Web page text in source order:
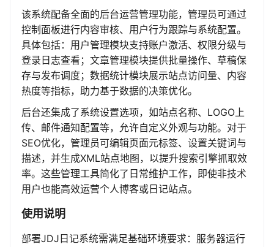
该系统配备全面的后台运营管理功能，管理员可通过
控制面板进行内容审核、用户行为跟踪与系统配置。
具体包括：用户管理模块支持账户激活、权限分级与
登录日志查看；文章管理模块提供批量操作、草稿保
存与发布调度；数据统计模块展示站点访问量、内容
热度等指标，助力基于数据的决策优化。
后台还集成了系统设置选项，如站点名称、LOGO上
传、邮件通知配置等，允许自定义外观与功能。对于
SEO优化，管理员可编辑页面元标签、设置关键词与
描述，并生成XML站点地图，以提升搜索引擎抓取效
率。这些管理工具简化了日常维护工作，即使非技术
用户也能高效运营个人博客或日记站点。
使用说明
部署JDJ日记系统需满足基础环境要求：服务器运行